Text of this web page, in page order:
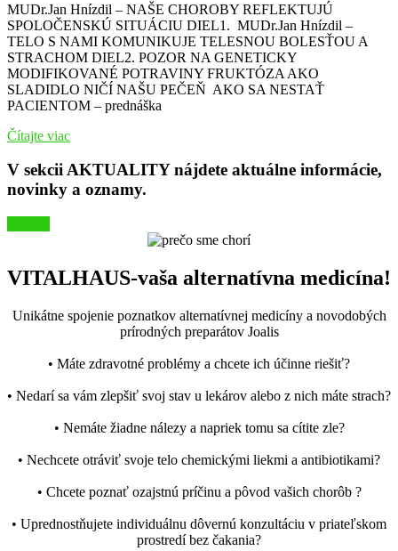
MUDr.Jan Hnízdil – NAŠE CHOROBY REFLEKTUJÚ
SPOLOČENSKÚ SITUÁCIU DIEL1. MUDr.Jan Hnízdil –
TELO S NAMI KOMUNIKUJE TELESNOU BOLESŤOU A
STRACHOM DIEL2. POZOR NA GENETICKY
MODIFIKOVANÉ POTRAVINY FRUKTÓZA AKO
SLADIDLO NIČÍ NAŠU PEČEŇ AKO SA NESTAŤ
PACIENTOM – prednáška
Čítajte viac
V sekcii AKTUALITY nájdete aktuálne informácie,
novinky a oznamy.
VITALHAUS-vaša alternatívna medicína!
Unikátne spojenie poznatkov alternatívnej medicíny a novodobých
prírodných preparátov Joalis
• Máte zdravotné problémy a chcete ich účinne riešiť?
• Nedarí sa vám zlepšiť svoj stav u lekárov alebo z nich máte strach?
• Nemáte žiadne nálezy a napriek tomu sa cítite zle?
• Nechcete otráviť svoje telo chemickými liekmi a antibiotikami?
• Chcete poznať ozajstnú príčinu a pôvod vašich chorôb ?
• Uprednostňujete individuálnu dôvernú konzultáciu v priateľskom
prostredí bez čakania?